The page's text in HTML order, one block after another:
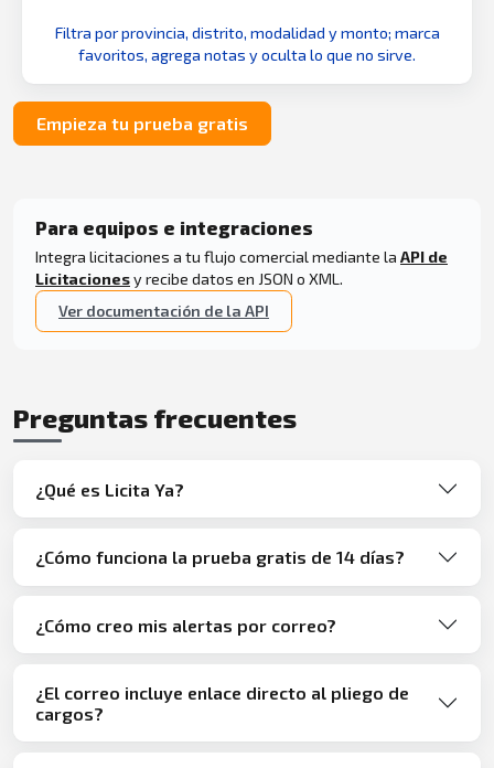
Filtra por provincia, distrito, modalidad y monto; marca
favoritos, agrega notas y oculta lo que no sirve.
Empieza tu prueba gratis
Para equipos e integraciones
Integra licitaciones a tu flujo comercial mediante la API de
Licitacionesy recibe datos en JSON o XML.
Ver documentación de la API
Preguntas frecuentes
¿Qué es Licita Ya?
¿Cómo funciona la prueba gratis de 14 días?
¿Cómo creo mis alertas por correo?
¿El correo incluye enlace directo al pliego de
cargos?